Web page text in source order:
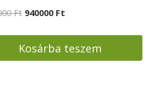
Ft Original
1040000 Ft.
940000 Ft
940000 Ft.
Kosárba teszem